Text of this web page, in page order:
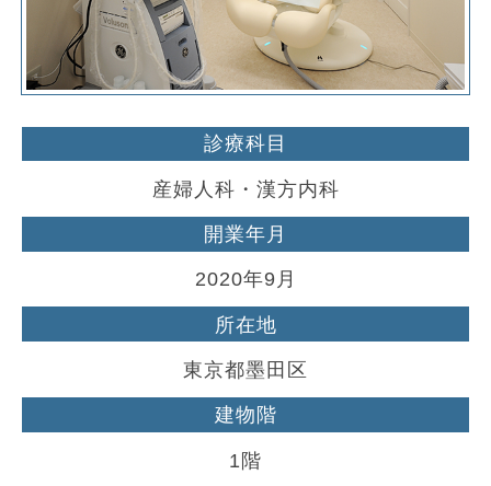
診療科目
産婦人科・漢方内科
開業年月
2020年9月
所在地
東京都墨田区
建物階
1階